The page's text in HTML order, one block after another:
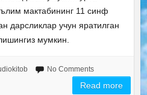
мактабининг 11 синф
дарсликлар учун яратилган
мумкин.
No Comments
Read more